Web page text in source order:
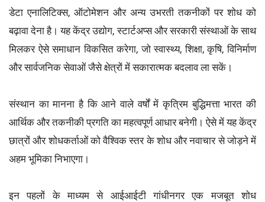
डेटा एनालिटिक्स, ऑटोमेशन और अन्य उभरती तकनीकों पर शोध को
बढ़ावा देना है। यह केंद्र उद्योग, स्टार्टअप्स और सरकारी संस्थाओं के साथ
मिलकर ऐसे समाधान विकसित करेगा, जो स्वास्थ्य, शिक्षा, कृषि, विनिर्माण
और सार्वजनिक सेवाओं जैसे क्षेत्रों में सकारात्मक बदलाव ला सकें।
संस्थान का मानना है कि आने वाले वर्षों में कृत्रिम बुद्धिमत्ता भारत की
आर्थिक और तकनीकी प्रगति का महत्वपूर्ण आधार बनेगी। ऐसे में यह केंद्र
छात्रों और शोधकर्ताओं को वैश्विक स्तर के शोध और नवाचार से जोड़ने में
अहम भूमिका निभाएगा।
इन पहलों के माध्यम से आईआईटी गांधीनगर एक मजबूत शोध